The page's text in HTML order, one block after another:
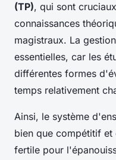
(TP), qui sont
connaissances
magistraux. La
essentielles, car les
différentes formes
temps relativement
Ainsi, le système
bien que compétitif
fertile pour